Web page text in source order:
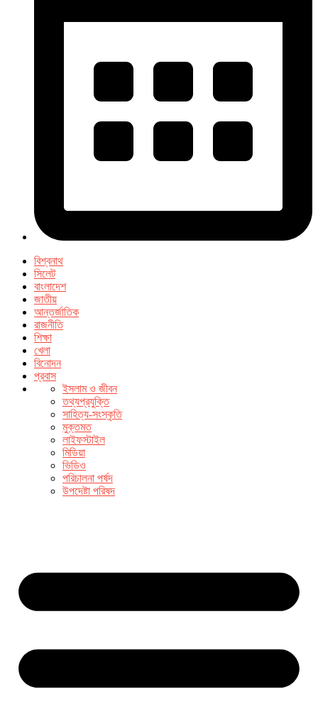
বিশ্বনাথ
সিলেট
বাংলাদেশ
জাতীয়
আন্তর্জাতিক
রাজনীতি
শিক্ষা
খেলা
বিনোদন
প্রবাস
ইসলাম ও জীবন
তথ্যপ্রযুক্তি
সাহিত্য-সংস্কৃতি
মুক্তমত
লাইফস্টাইল
মিডিয়া
ভিডিও
পরিচালনা পর্ষদ
উপদেষ্টা পরিষদ